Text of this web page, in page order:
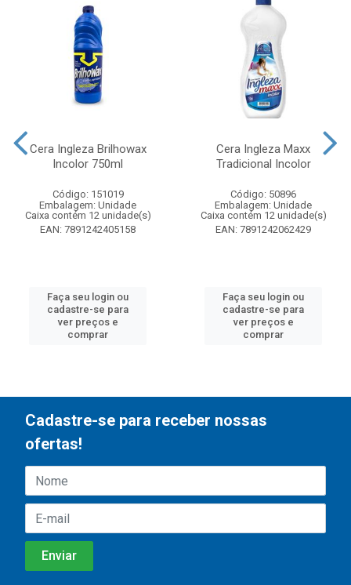
Cera Ingleza Brilhowax
Incolor 750ml
Código: 151019
Embalagem: Unidade
Caixa contém 12 unidade(s)
EAN: 7891242405158
Faça seu login ou
cadastre-se para
ver preços e
comprar
Cera Ingleza Maxx
Tradicional Incolor
Código: 50896
Embalagem: Unidade
Caixa contém 12 unidade(s)
EAN: 7891242062429
Faça seu login ou
cadastre-se para
ver preços e
comprar
Cadastre-se para receber nossas
ofertas!